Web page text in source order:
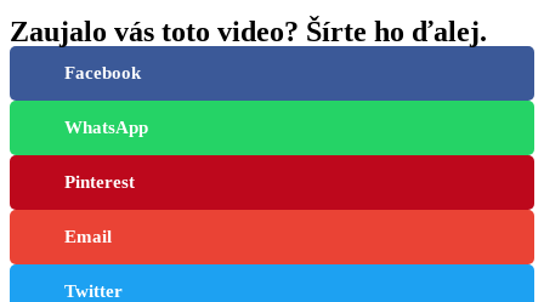
Zaujalo vás toto video? Šírte ho ďalej.
Facebook
WhatsApp
Pinterest
Email
Twitter